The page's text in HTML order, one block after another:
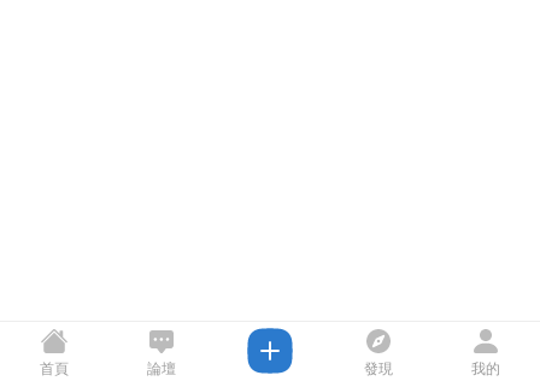
首頁 論壇 發現 我的